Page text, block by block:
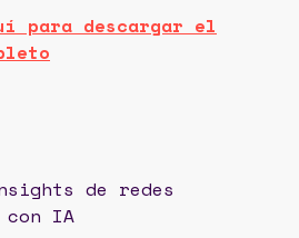
para descargar el
de redes
IA